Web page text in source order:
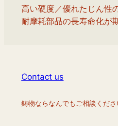
高い硬度／優れたじん性
耐摩耗部品の長寿命化が
Contact us
鋳物ならなんでもご相談くださ